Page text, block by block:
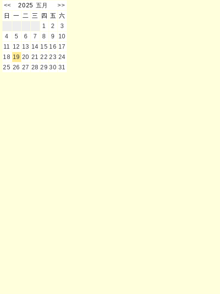
<< 2025 五月
>>
日
一 二 三 四 五 六
1
2
3
4
5 6 7 8 9
10
11 12 13 14 15 16 17
18 19 20 21 22 23 24
25 26 27 28 29 30 31